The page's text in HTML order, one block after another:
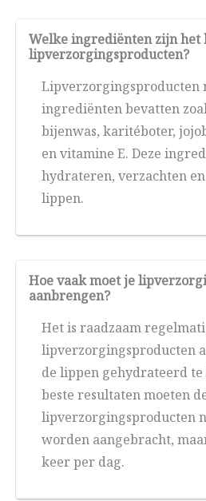
Welke ingrediënten zijn het
lipverzorgingsproducten?
Lipverzorgingsproducten
ingrediënten bevatten
bijenwas, karitéboter,
en vitamine E. Deze
hydrateren, verzachten
lippen.
Hoe vaak moet je
aanbrengen?
Het is raadzaam
lipverzorgingsproducten
de lippen gehydrateerd te
beste resultaten moeten
lipverzorgingsproducten
worden aangebracht,
keer per dag.